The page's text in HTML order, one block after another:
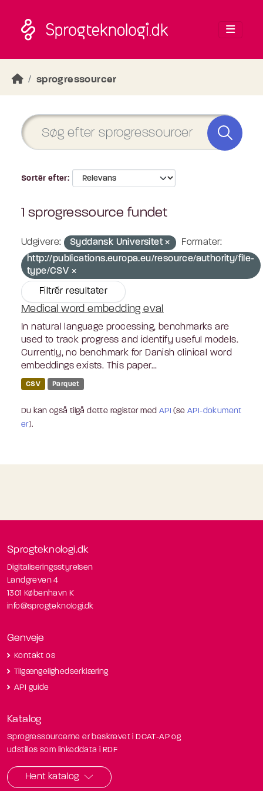
sprogressourcer
Sortér efter
1 sprogressource fundet
Udgivere: Syddansk Universitet
Formater:
http://publications.europa.eu/resource/authority/file-
type/CSV
Filtrér resultater
Medical word embedding eval
In natural language processing, benchmarks are
used to track progress and identify useful models.
Currently, no benchmark for Danish clinical word
embeddings exists. This paper...
CSV Parquet
Du kan også tilgå dette register med API (seAPI-dokument
er).
Sprogteknologi.dk
Digitaliseringsstyrelsen
Landgreven 4
1301 København K
info@sprogteknologi.dk
Genveje
Kontakt os
Tilgængelighedserklæring
API guide
Katalog
Sprogressourcerne er beskrevet i DCAT-AP og
udstilles som linkeddata i RDF
Hent katalog